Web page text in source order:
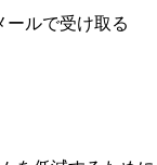
ールで受け取る